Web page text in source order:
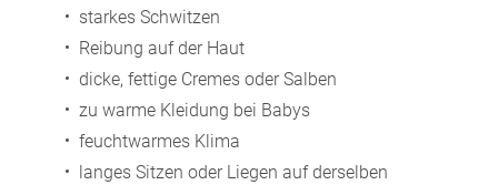
starkes Schwitzen
Reibung auf der Haut
dicke, fettige Cremes oder Salben
zu warme Kleidung bei Babys
feuchtwarmes Klima
langes Sitzen oder Liegen auf derselben